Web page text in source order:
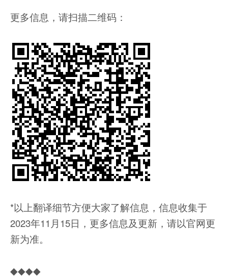
更多信息，请扫描二维码：
*以上翻译细节方便大家了解信息，信息收集于
2023年11月15日，更多信息及更新，请以官网更
新为准。
◆◆◆◆